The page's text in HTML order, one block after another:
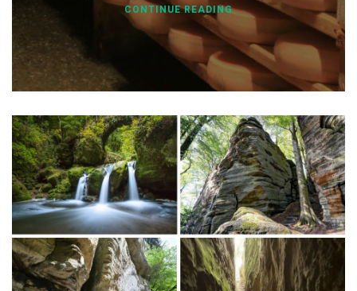
CONTINUE READING